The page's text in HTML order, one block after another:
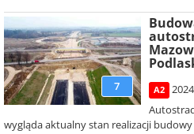
7 A2
wygląda aktualny stan realizacji